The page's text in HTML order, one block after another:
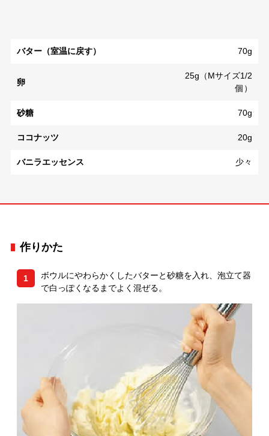
バター（室温に戻す） 70g
卵
25g（Mサイズ1/2
個）
砂糖 70g
ココナッツ 20g
バニラエッセンス 少々
作りかた
1
ボウルにやわらかくしたバターと砂糖を入れ、泡立て器
で白っぽくなるまでよく混ぜる。